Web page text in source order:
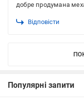
добре продумана
Відповісти
Популярні запити